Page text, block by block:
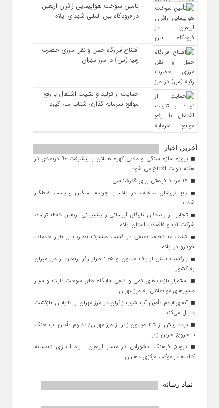
تأمین سوخت هواپیمایی زائران اربعین
در فرودگاه بین المللی شهدای ایلام
افتتاح قرارگاه حمل‌ و نقل مرزی حضرت
رقیه (س) در مرز مهران
حمایت از تولید و تثبیت اشتغال با رفع
موانع سرمایه‌ گذاری شتاب می‌ گیرد
آخرین اخبار
پروژه سازه سنگی و ملاتی کهره هلیلان با پیشرفت ۹۰ درصدی در
هفته دولت افتتاح می شود
یخ‌ فروشان متخلف در ایلام با جریمه سنگین و پلمب غافلگیر
شدند
تجلیل از رانندگان ناوگان آبرسانی و پشتیبانی اربعین ۱۴۰۵ توسط
شرکت آب و فاضلاب استان ایلام
کشف ۱۰ تخلف صنفی در گشت مشترک نظارت بر بازار خدمات
خودرو در ایلام
بازگشت بیش از یک میلیون و ۳۰۵ هزار زائر اربعین از مرز مهران
به کشور
استمرار بازدیدهای کمی و کیفی جایگاه‌ های سوخت ثابت و سیار
مسیرهای مواصلاتی به مرز مهران
آبفای ایلام تأمین آب شرب زائران در مرز مهران را تا پایان بازگشت
دنبال می‌کند
تردد بیش از ۲.۵ میلیون زائر از مرز مهران/ تداوم تأمین آب خنک
تا خروج آخرین زائر
ترویج فرهنگ عاشورایی در مسیر اربعین | راه‌ اندازی «حسینه
کتاب» در موکب مرکزی دهلران
نماد رسانه